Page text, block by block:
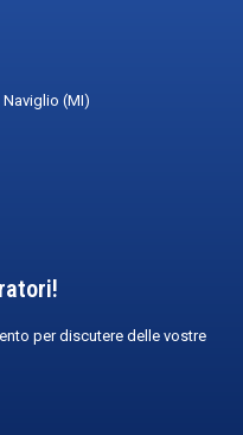
Naviglio (MI)
per discutere delle vostre